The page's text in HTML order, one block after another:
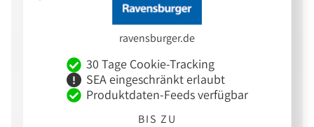
ravensburger.de
30 Tage Cookie-Tracking
SEA eingeschränkt erlaubt
Produktdaten-Feeds verfügbar
BIS ZU